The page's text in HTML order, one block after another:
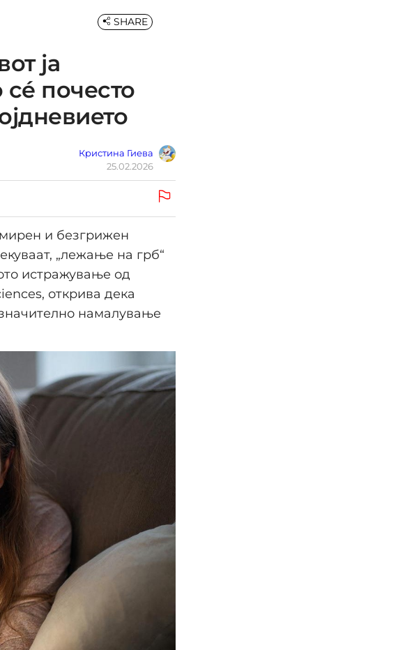
ја
сé почесто
Кристина Гиева
25.02.2026
SHARE
и безгрижен
„лежање на грб“
истражување од
открива дека
намалување